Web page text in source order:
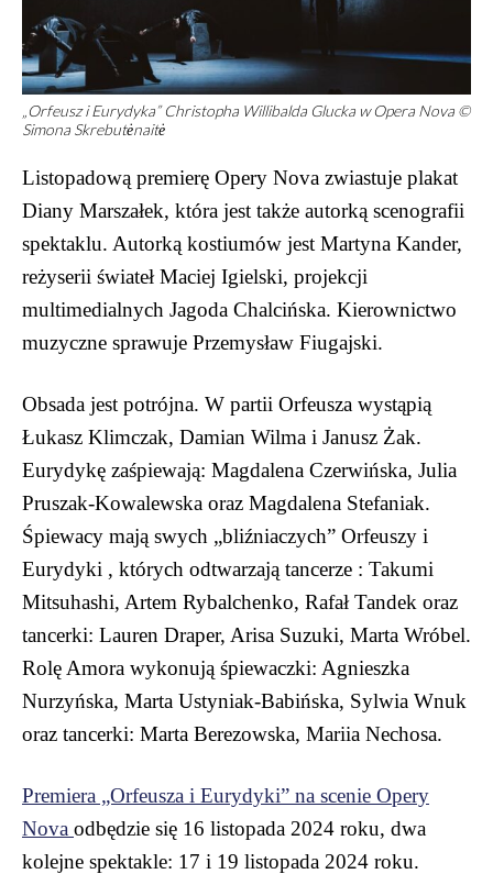
„Orfeusz i Eurydyka” Christopha Willibalda Glucka w Opera Nova ©
Simona Skrebutėnaitė
Listopadową premierę Opery Nova zwiastuje plakat
Diany Marszałek, która jest także autorką scenografii
spektaklu. Autorką kostiumów jest Martyna Kander,
reżyserii świateł Maciej Igielski, projekcji
multimedialnych Jagoda Chalcińska. Kierownictwo
muzyczne sprawuje Przemysław Fiugajski.
Obsada jest potrójna. W partii Orfeusza wystąpią
Łukasz Klimczak, Damian Wilma i Janusz Żak.
Eurydykę zaśpiewają: Magdalena Czerwińska, Julia
Pruszak-Kowalewska oraz Magdalena Stefaniak.
Śpiewacy mają swych „bliźniaczych” Orfeuszy i
Eurydyki , których odtwarzają tancerze : Takumi
Mitsuhashi, Artem Rybalchenko, Rafał Tandek oraz
tancerki: Lauren Draper, Arisa Suzuki, Marta Wróbel.
Rolę Amora wykonują śpiewaczki: Agnieszka
Nurzyńska, Marta Ustyniak-Babińska, Sylwia Wnuk
oraz tancerki: Marta Berezowska, Mariia Nechosa.
Premiera „Orfeusza i Eurydyki” na scenie Opery
Nova odbędzie się 16 listopada 2024 roku, dwa
kolejne spektakle: 17 i 19 listopada 2024 roku.